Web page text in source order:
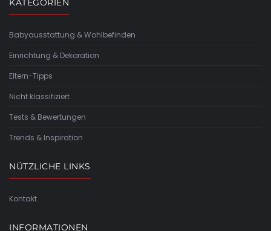
Babyausstattung & Wohlbefinden
Einrichtung & Dekoration
Eltern-Tipps
Nicht klassifiziert
Tests & Bewertungen
Trends & Inspiration
NÜTZLICHE LINKS
Kontakt
INFORMATIONEN